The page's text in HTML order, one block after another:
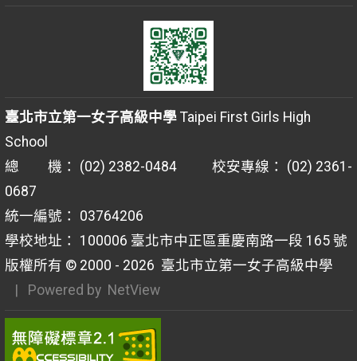
臺北市立第一女子高級中學Taipei First Girls High
School
總 機： (02) 2382-0484 校安專線： (02) 2361-
0687
統一編號： 03764206
學校地址： 100006 臺北市中正區重慶南路一段 165 號
版權所有 © 2000 - 2026 臺北市立第一女子高級中學
| Powered by NetView